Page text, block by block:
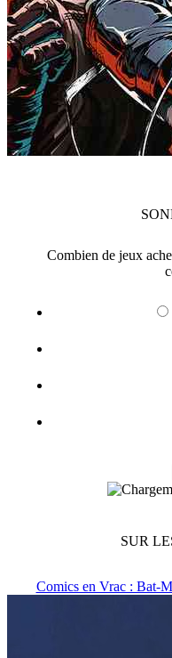
Combien de jeux
SUR
Comics en Vrac : Bat-